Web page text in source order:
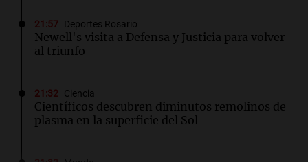
21:57 Deportes Rosario
Newell's visita a Defensa y Justicia para volver
al triunfo
21:32 Ciencia
Científicos descubren diminutos remolinos de
plasma en la superficie del Sol